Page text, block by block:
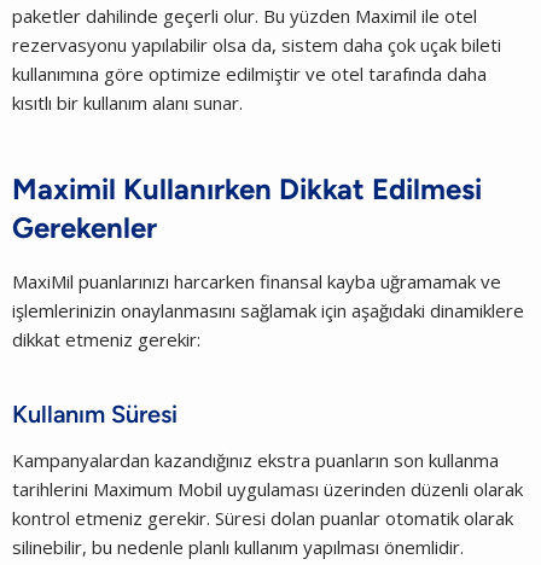
paketler dahilinde geçerli olur. Bu yüzden Maximil ile otel
rezervasyonu yapılabilir olsa da, sistem daha çok uçak bileti
kullanımına göre optimize edilmiştir ve otel tarafında daha
kısıtlı bir kullanım alanı sunar.
Maximil Kullanırken Dikkat Edilmesi
Gerekenler
MaxiMil puanlarınızı harcarken finansal kayba uğramamak ve
işlemlerinizin onaylanmasını sağlamak için aşağıdaki dinamiklere
dikkat etmeniz gerekir:
Kullanım Süresi
Kampanyalardan kazandığınız ekstra puanların son kullanma
tarihlerini Maximum Mobil uygulaması üzerinden düzenli olarak
kontrol etmeniz gerekir. Süresi dolan puanlar otomatik olarak
silinebilir, bu nedenle planlı kullanım yapılması önemlidir.